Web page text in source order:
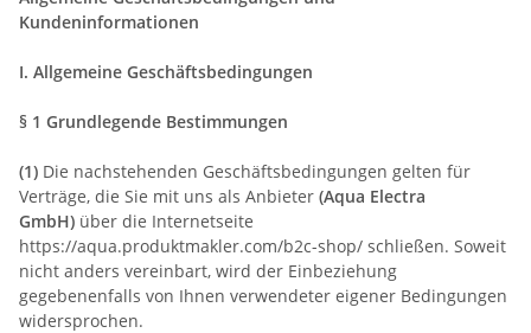
Kundeninformationen
I. Allgemeine Geschäftsbedingungen
§ 1 Grundlegende Bestimmungen
(1) Die nachstehenden Geschäftsbedingungen gelten für
Verträge, die Sie mit uns als Anbieter (Aqua Electra
GmbH) über die Internetseite
https://aqua.produktmakler.com/b2c-shop/ schließen. Soweit
nicht anders vereinbart, wird der Einbeziehung
gegebenenfalls von Ihnen verwendeter eigener Bedingungen
widersprochen.